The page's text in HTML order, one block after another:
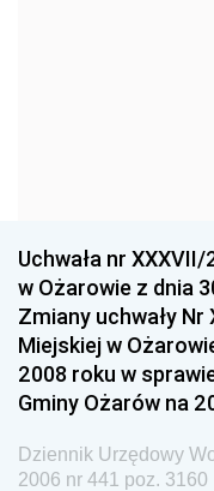
Dziennik
Dziennik
Konsumentów
Dziennik
Społecznej
Dziennik
Uchwała nr
w Ożarowie z dnia
Zmiany uchwały
Miejskiej w
2008 roku w
Gminy Ożarów na
Dziennik Urzędowy
2006 nr 441 poz. 3160